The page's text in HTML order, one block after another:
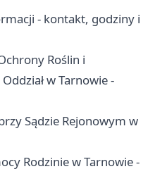
- kontakt, godziny i
Roślin i
w Tarnowie -
Sądzie Rejonowym w
Rodzinie w Tarnowie -